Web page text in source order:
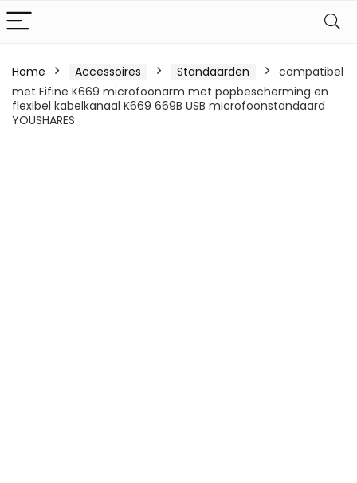
Home Accessoires Standaarden
compatibel
met Fifine K669 microfoonarm met popbescherming en
flexibel kabelkanaal K669 669B USB microfoonstandaard
YOUSHARES